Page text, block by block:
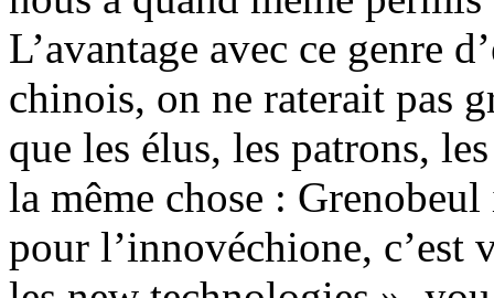
L’avantage avec ce genre
chinois, on ne raterait pas
que les élus, les patrons,
la même chose :
pour l’innovéchione,